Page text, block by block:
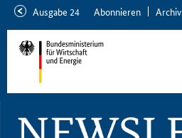
ältereAusgabe 24 Abon­nie­ren Ar­chiv